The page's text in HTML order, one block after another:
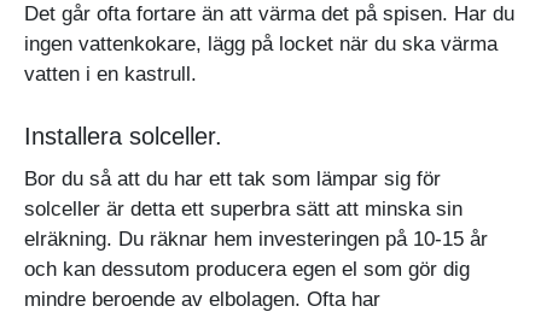
Det går ofta fortare än att värma det på spisen. Har du
ingen vattenkokare, lägg på locket när du ska värma
vatten i en kastrull.
Installera solceller.
Bor du så att du har ett tak som lämpar sig för
solceller är detta ett superbra sätt att minska sin
elräkning. Du räknar hem investeringen på 10-15 år
och kan dessutom producera egen el som gör dig
mindre beroende av elbolagen. Ofta har